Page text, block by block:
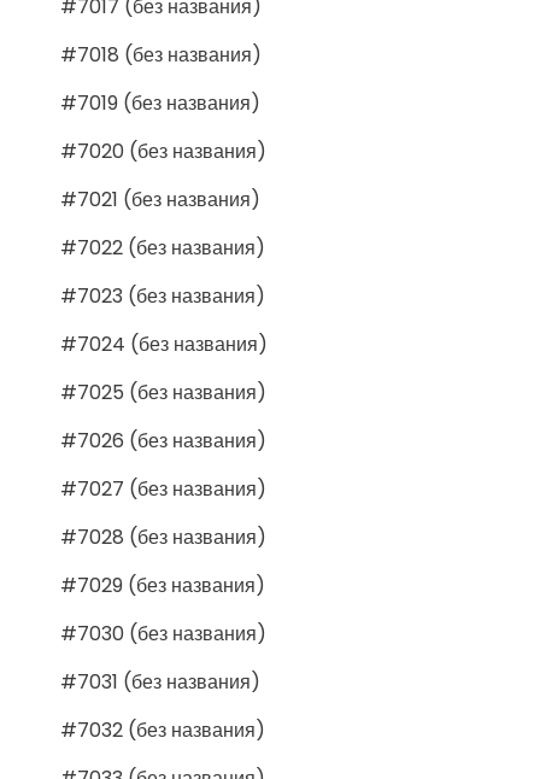
#7017 (без названия)
#7018 (без названия)
#7019 (без названия)
#7020 (без названия)
#7021 (без названия)
#7022 (без названия)
#7023 (без названия)
#7024 (без названия)
#7025 (без названия)
#7026 (без названия)
#7027 (без названия)
#7028 (без названия)
#7029 (без названия)
#7030 (без названия)
#7031 (без названия)
#7032 (без названия)